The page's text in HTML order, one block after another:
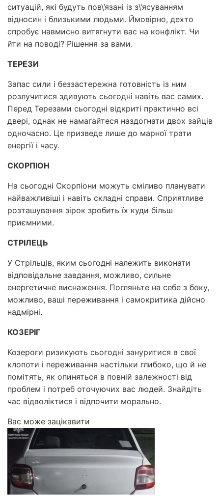
ситуацій, які будуть пов\’язані із з\’ясуванням
відносин і близькими людьми. Ймовірно, дехто
спробує навмисно витягнути вас на конфлікт. Чи
йти на поводі? Рішення за вами.
ТЕРЕЗИ
Запас сили і беззастережна готовність із ним
розлучитися здивують сьогодні навіть вас самих.
Перед Терезами сьогодні відкриті практично всі
двері, однак не намагайтеся наздогнати двох зайців
одночасно. Це призведе лише до марної трати
енергії і часу.
СКОРПІОН
На сьогодні Скорпіони можуть сміливо планувати
найважливіші і навіть складні справи. Сприятливе
розташування зірок зробить їх куди більш
приємними.
СТРІЛЕЦЬ
У Стрільців, яким сьогодні належить виконати
відповідальне завдання, можливо, сильне
енергетичне виснаження. Погляньте на себе з боку,
можливо, ваші переживання і самокритика дійсно
надмірні.
КОЗЕРІГ
Козероги ризикують сьогодні зануритися в свої
клопоти і переживання настільки глибоко, що й не
помітять, як опиняться в повній залежності від
проблем і потреб оточуючих вас людей. Знайдіть
час відволіктися і відпочити морально.
Вас може зацікавити